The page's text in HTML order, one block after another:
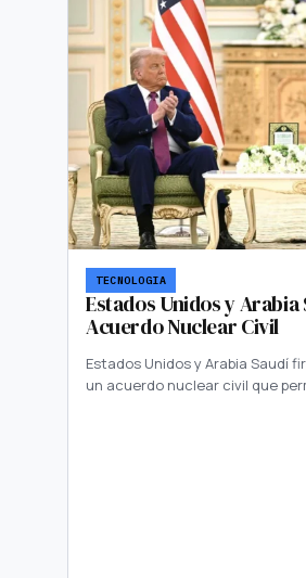
TECNOLOGIA
Estados Unidos y
Acuerdo Nuclear Civil
Estados Unidos y Arabia Saudí
un acuerdo nuclear civil que